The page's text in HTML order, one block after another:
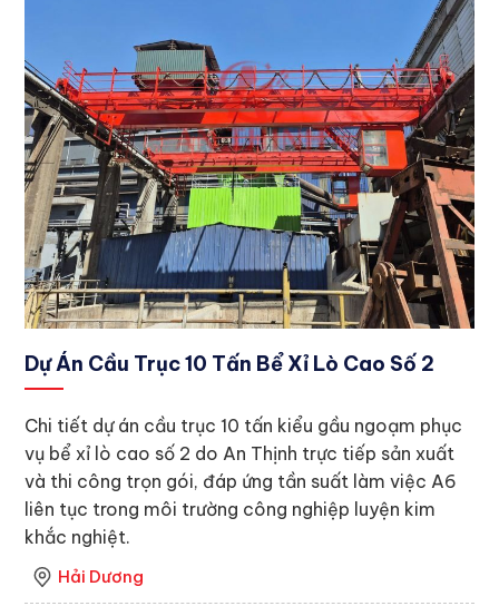
Dự Án Cầu Trục 10 Tấn Bể Xỉ Lò Cao Số 2
Chi tiết dự án cầu trục 10 tấn kiểu gầu ngoạm phục
vụ bể xỉ lò cao số 2 do An Thịnh trực tiếp sản xuất
và thi công trọn gói, đáp ứng tần suất làm việc A6
liên tục trong môi trường công nghiệp luyện kim
khắc nghiệt.
Hải Dương